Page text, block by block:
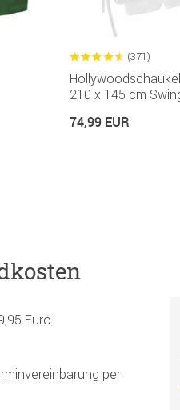
(371)
210 x 145 cm
74,99 EUR
Euro
per